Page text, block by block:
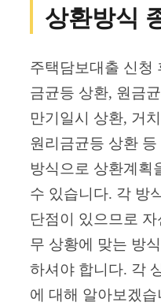
상환방식
주택담보대출 신청
금균등 상환, 원금
만기일시 상환, 거
원리금균등 상환 등
방식으로 상환계획
수 있습니다. 각 방
단점이 있으므로 자
무 상황에 맞는 방
하셔야 합니다. 각
에 대해 알아보겠습